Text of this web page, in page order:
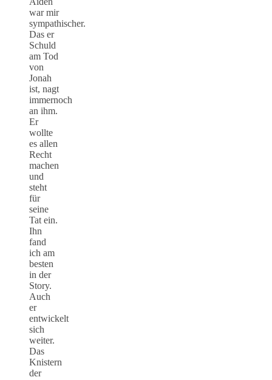
war mir
sympathischer.
Das er
Schuld
am Tod
von
Jonah
ist, nagt
immernoch
an ihm.
Er
wollte
es allen
Recht
machen
und
steht
für
seine
Tat ein.
Ihn
fand
ich am
besten
in der
Story.
Auch
er
entwickelt
sich
weiter.
Das
Knistern
der